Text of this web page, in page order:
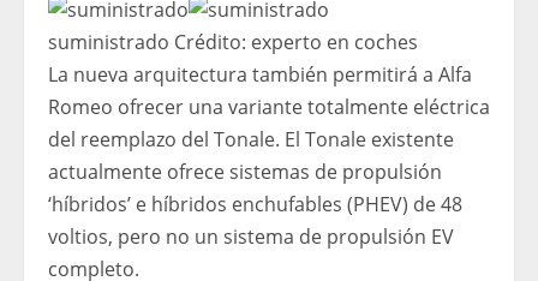
suministrado Crédito: experto en coches
La nueva arquitectura también permitirá a Alfa
Romeo ofrecer una variante totalmente eléctrica
del reemplazo del Tonale. El Tonale existente
actualmente ofrece sistemas de propulsión
‘híbridos’ e híbridos enchufables (PHEV) de 48
voltios, pero no un sistema de propulsión EV
completo.